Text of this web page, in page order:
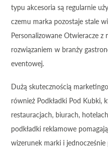
typu akcesoria są regularnie
czemu marka pozostaje stale
Personalizowane Otwieracze z
rozwiązaniem w branży
eventowej.
Dużą skutecznością
również Podkładki Pod Kubki,
restauracjach, biurach,
podkładki reklamowe
wizerunek marki i